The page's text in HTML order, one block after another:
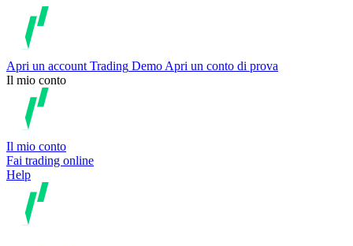
Apri un account Trading Demo Apri un conto di prova
Il mio conto
Il mio conto
Fai trading online
Help